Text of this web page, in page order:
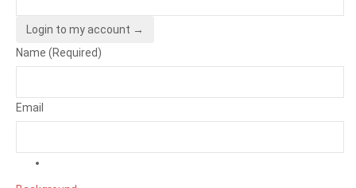
Login to my account →
Name (Required)
Email